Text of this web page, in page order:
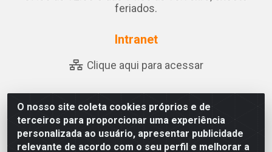
O nosso site coleta cookies próprios e de
terceiros para proporcionar uma experiência
personalizada ao usuário, apresentar publicidade
relevante de acordo com o seu perfil e melhorar a
feriados.
Intranet
Clique aqui para acessar
Abreu & Silva - Rua Padre Jose de Souza Leite, 265 - Ariado,
Olho D'Água das Flores/AL - CEP 57.442-000 - CNPJ
04.790.656/0001-06